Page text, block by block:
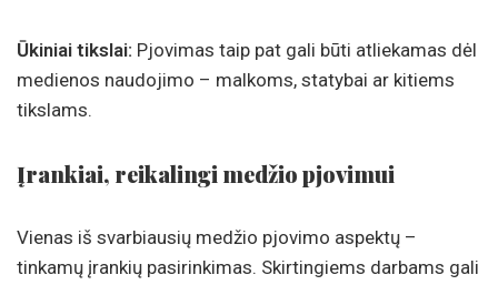
Ūkiniai tikslai: Pjovimas taip pat gali būti atliekamas dėl
medienos naudojimo – malkoms, statybai ar kitiems
tikslams.
Įrankiai, reikalingi medžio pjovimui
Vienas iš svarbiausių medžio pjovimo aspektų –
tinkamų įrankių pasirinkimas. Skirtingiems darbams gali